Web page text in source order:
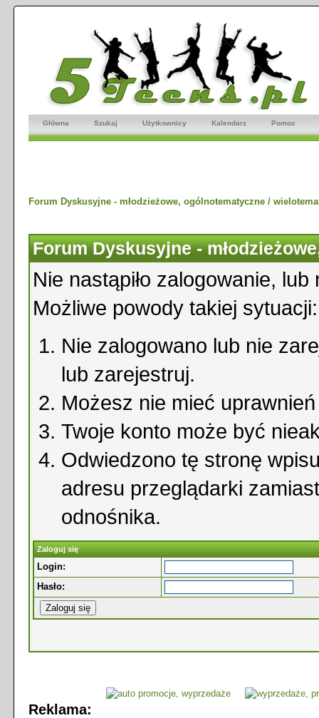
Główna Szukaj Użytkownicy Kalendarz Pomoc
Forum Dyskusyjne - młodzieżowe, ogólnotematyczne /
Forum Dyskusyjne -
Nie nastąpiło zalogowanie,
Możliwe powody takiej sytuacji:
Nie zalogowano lub nie
lub zarejestruj.
Możesz nie mieć
Twoje konto może być
Odwiedzono tę stronę
adresu przeglądarki
odnośnika.
Zaloguj się
Login:
Hasło:
Reklama: